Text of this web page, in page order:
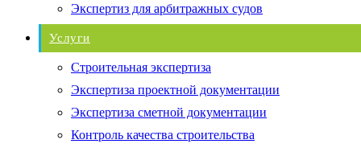
Экспертиз для арбитражных судов
Услуги
Строительная экспертиза
Экспертиза проектной документации
Экспертиза сметной документации
Контроль качества строительства